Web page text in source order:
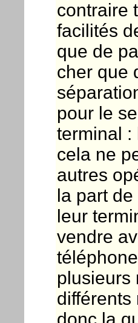
contraire
facilités
que de
cher que
pour le
terminal :
cela ne
autres
la part
leur
vendre
plusieurs
différents
donc la